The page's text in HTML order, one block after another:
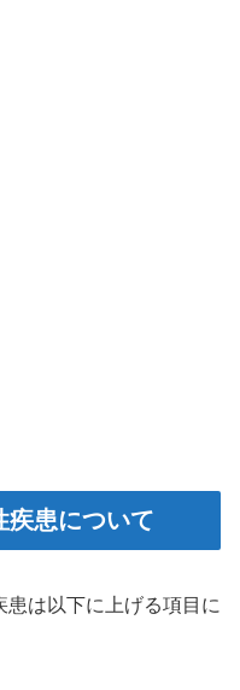
疾患について
は以下に上げる項目に